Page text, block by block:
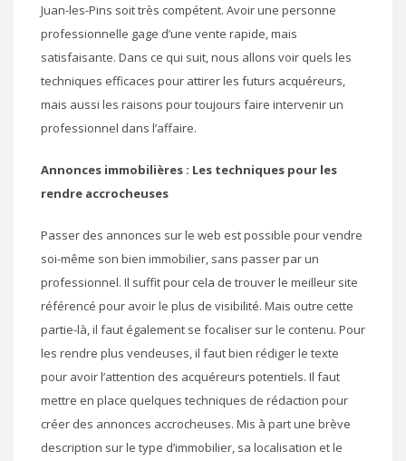
Juan-les-Pins soit très compétent. Avoir une personne
professionnelle gage d’une vente rapide, mais
satisfaisante. Dans ce qui suit, nous allons voir quels les
techniques efficaces pour attirer les futurs acquéreurs,
mais aussi les raisons pour toujours faire intervenir un
professionnel dans l’affaire.
Annonces immobilières : Les techniques pour les
rendre accrocheuses
Passer des annonces sur le web est possible pour vendre
soi-même son bien immobilier, sans passer par un
professionnel. Il suffit pour cela de trouver le meilleur site
référencé pour avoir le plus de visibilité. Mais outre cette
partie-là, il faut également se focaliser sur le contenu. Pour
les rendre plus vendeuses, il faut bien rédiger le texte
pour avoir l’attention des acquéreurs potentiels. Il faut
mettre en place quelques techniques de rédaction pour
créer des annonces accrocheuses. Mis à part une brève
description sur le type d’immobilier, sa localisation et le